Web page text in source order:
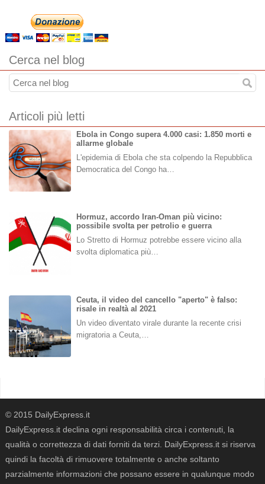
Cerca nel blog
Articoli più letti
Ebola in Congo supera 4.000 casi: 1.850 morti e
allarme globale
L'epidemia di Ebola che sta colpendo la Repubblica
Democratica del Congo ha…
Hormuz, accordo Iran-Oman più vicino:
possibile svolta per petrolio e guerra
Lo Stretto di Hormuz potrebbe essere vicino alla
svolta diplomatica più…
Ceuta, il video del cancello "aperto" è falso:
risale in realtà al 2021
Un video diventato virale durante la recente crisi
migratoria a Ceuta,…
© 2015 DailyExpress.it
DailyExpress.it declina ogni responsabilità circa i contenuti, la
qualità o correttezza di dati forniti da terzi. DailyExpress.it si riserva
quindi la facoltà di rimuovere totalmente o anche soltanto
parzialmente informazioni che possano essere in qualunque modo